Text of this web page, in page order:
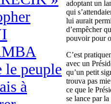
le peuple
à
adoptant un
qui
lui aurait
d’empêcher
pouvoir pour
C’est
avec un
qu’un petit
trouva pas
ce que le
se lance par